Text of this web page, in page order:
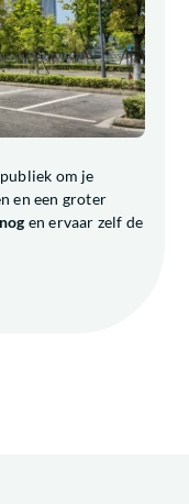
om je
en een groter
en ervaar zelf de